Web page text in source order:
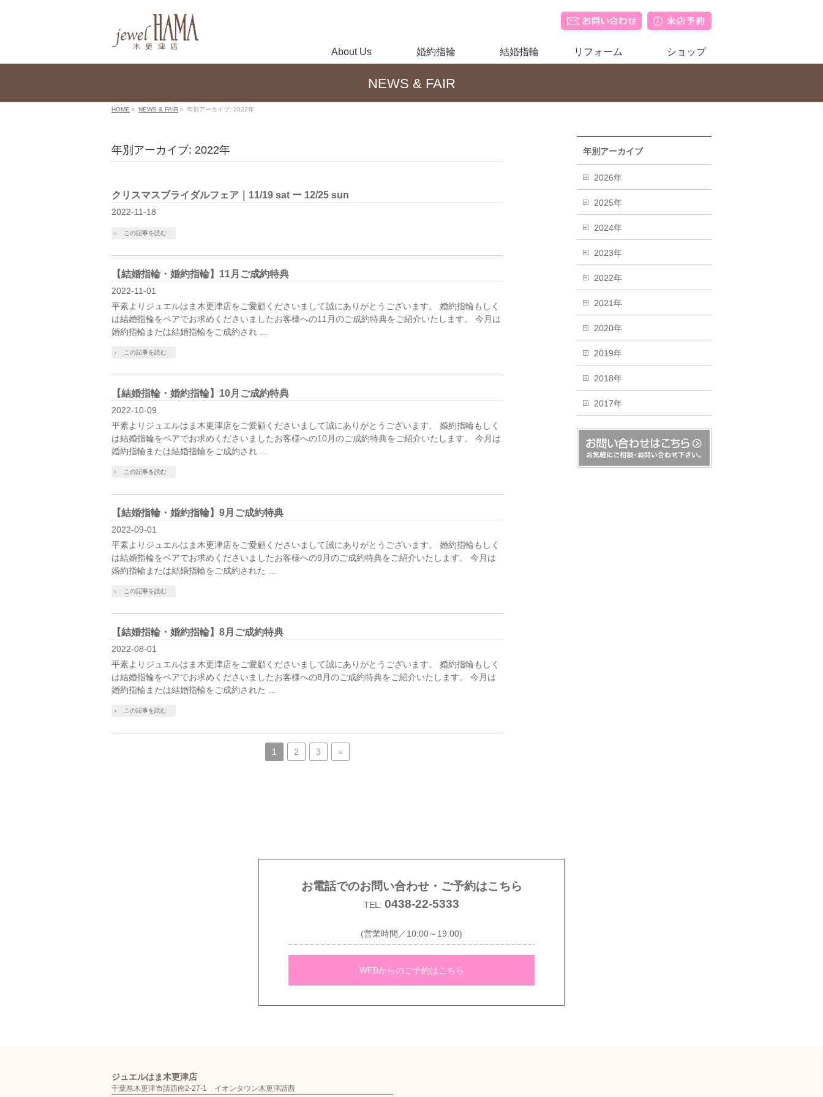
About Us 婚約指輪 結婚指輪 リフォーム ショップ
NEWS & FAIR
HOME » NEWS & FAIR » 年別アーカイブ: 2022年
年別アーカイブ: 2022年
クリスマスブライダルフェア｜11/19 sat ー 12/25 sun
2022-11-18
この記事を読む
【結婚指輪・婚約指輪】11月ご成約特典
2022-11-01
平素よりジュエルはま木更津店をご愛顧くださいまして誠にありがとうございます。 婚約指輪もしく
は結婚指輪をペアでお求めくださいましたお客様への11月のご成約特典をご紹介いたします。 今月は
婚約指輪または結婚指輪をご成約され …
この記事を読む
【結婚指輪・婚約指輪】10月ご成約特典
2022-10-09
平素よりジュエルはま木更津店をご愛顧くださいまして誠にありがとうございます。 婚約指輪もしく
は結婚指輪をペアでお求めくださいましたお客様への10月のご成約特典をご紹介いたします。 今月は
婚約指輪または結婚指輪をご成約され …
この記事を読む
【結婚指輪・婚約指輪】9月ご成約特典
2022-09-01
平素よりジュエルはま木更津店をご愛顧くださいまして誠にありがとうございます。 婚約指輪もしく
は結婚指輪をペアでお求めくださいましたお客様への9月のご成約特典をご紹介いたします。 今月は
婚約指輪または結婚指輪をご成約された …
この記事を読む
【結婚指輪・婚約指輪】8月ご成約特典
2022-08-01
平素よりジュエルはま木更津店をご愛顧くださいまして誠にありがとうございます。 婚約指輪もしく
は結婚指輪をペアでお求めくださいましたお客様への8月のご成約特典をご紹介いたします。 今月は
婚約指輪または結婚指輪をご成約された …
この記事を読む
1 2 3 »
年別アーカイブ
2026年
2025年
2024年
2023年
2022年
2021年
2020年
2019年
2018年
2017年
お電話でのお問い合わせ・ご予約はこちら
TEL: 0438-22-5333
(営業時間／10:00～19:00)
WEBからのご予約はこちら
ジュエルはま木更津店
千葉県木更津市請西南2-27-1 イオンタウン木更津請西